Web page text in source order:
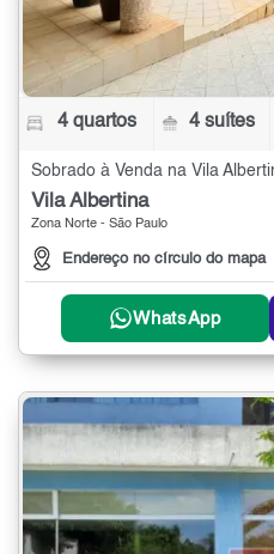
4 quartos 4 suítes
Sobrado à Venda na Vila
Vila Albertina
Zona Norte - São Paulo
Endereço no círculo do mapa
WhatsApp